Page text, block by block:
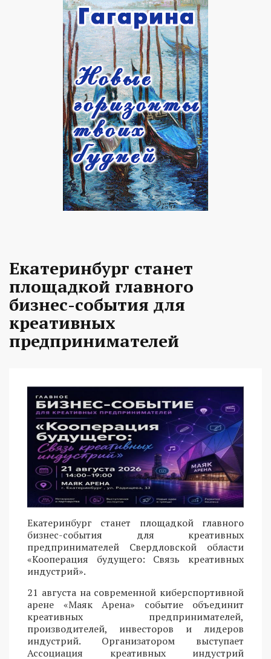
Екатеринбург станет
площадкой главного
бизнес-события для
креативных
предпринимателей
Екатеринбург станет площадкой главного
бизнес-события для креативных
предпринимателей Свердловской области
«Кооперация будущего: Связь креативных
индустрий».
21 августа на современной киберспортивной
арене «Маяк Арена» событие объединит
креативных предпринимателей,
производителей, инвесторов и лидеров
индустрий. Организатором выступает
Ассоциация креативных индустрий